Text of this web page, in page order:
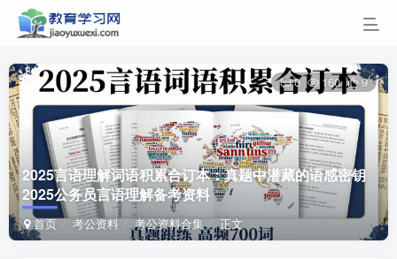
2025言语理解词语积累合订本：真题中潜藏的语感密钥
2025公务员言语理解备考资料
首页 考公资料 考公资料合集 正文
0 160 9